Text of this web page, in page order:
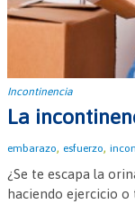
Incontinencia
La
embarazo, esfuerzo,
¿Se te escapa la
haciendo ejercicio o